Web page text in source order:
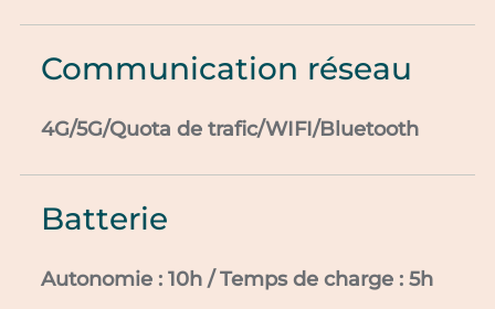
Communication réseau
4G/5G/Quota de trafic/WIFI/Bluetooth
Batterie
Autonomie : 10h / Temps de charge : 5h